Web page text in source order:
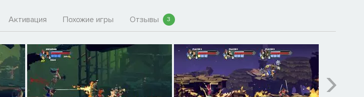
Активация Похожие игры Отзывы 3